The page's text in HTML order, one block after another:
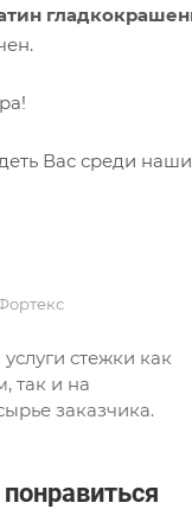
Вас среди
стежки как
так и на
заказчика.